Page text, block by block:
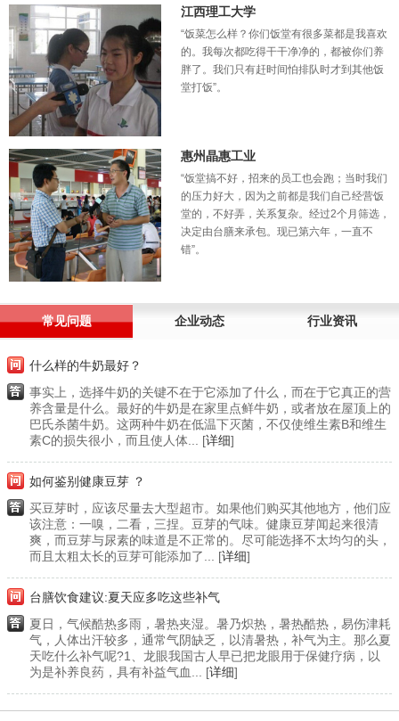
江西理工大学
“饭菜怎么样？你们饭堂有很多菜都是我喜欢
的。我每次都吃得干干净净的，都被你们养
胖了。我们只有赶时间怕排队时才到其他饭
堂打饭”。
惠州晶惠工业
“饭堂搞不好，招来的员工也会跑；当时我们
的压力好大，因为之前都是我们自己经营饭
堂的，不好弄，关系复杂。经过2个月筛选，
决定由台膳来承包。现已第六年，一直不
错”。
常见问题 企业动态 行业资讯
什么样的牛奶最好？
事实上，选择牛奶的关键不在于它添加了什么，而在于它真正的营
养含量是什么。最好的牛奶是在家里点鲜牛奶，或者放在屋顶上的
巴氏杀菌牛奶。这两种牛奶在低温下灭菌，不仅使维生素B和维生
素C的损失很小，而且使人体... [详细]
如何鉴别健康豆芽 ？
买豆芽时，应该尽量去大型超市。如果他们购买其他地方，他们应
该注意：一嗅，二看，三捏。豆芽的气味。健康豆芽闻起来很清
爽，而豆芽与尿素的味道是不正常的。尽可能选择不太均匀的头，
而且太粗太长的豆芽可能添加了... [详细]
台膳饮食建议:夏天应多吃这些补气
夏日，气候酷热多雨，暑热夹湿。暑乃炽热，暑热酷热，易伤津耗
气，人体出汗较多，通常气阴缺乏，以清暑热，补气为主。那么夏
天吃什么补气呢?1、龙眼我国古人早已把龙眼用于保健疗病，以
为是补养良药，具有补益气血... [详细]